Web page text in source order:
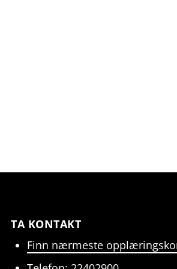
TA KONTAKT
Finn nærmeste